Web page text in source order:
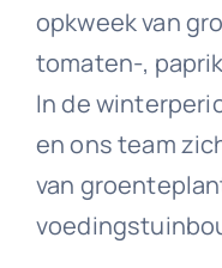
opkweek van
tomaten-,
In de
en ons team
van